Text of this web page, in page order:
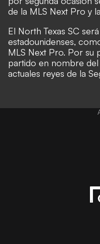
de la MLS Next Pro y
El North Texas SC
estadounidenses,
MLS Next Pro. Por su
partido en nombre
actuales reyes de la